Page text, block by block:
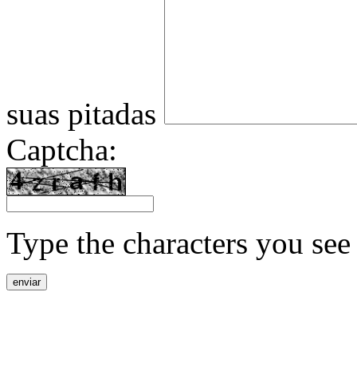
suas pitadas
Captcha:
Type the characters you